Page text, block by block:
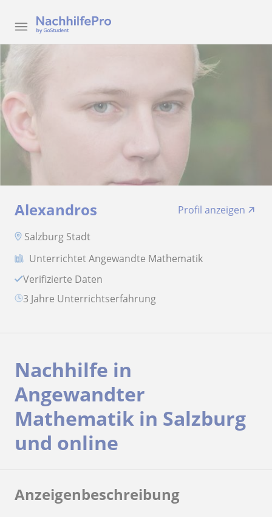
Alexandros
Profil anzeigen
Salzburg Stadt
Unterrichtet Angewandte Mathematik
Verifizierte Daten
3 Jahre Unterrichtserfahrung
Nachhilfe in
Angewandter
Mathematik in Salzburg
und online
Anzeigenbeschreibung